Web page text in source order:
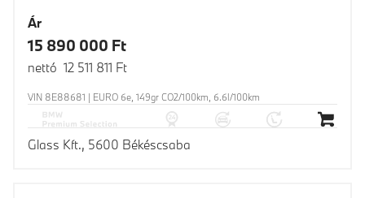
Ár
15 890 000 Ft
nettó 12 511 811 Ft
VIN 8E88681 | EURO 6e, 149gr CO2/100km, 6.6l/100km
Glass Kft., 5600 Békéscsaba